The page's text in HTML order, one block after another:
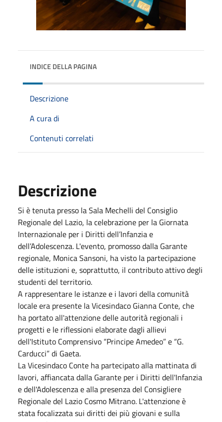
INDICE DELLA PAGINA
Descrizione
A cura di
Contenuti correlati
Descrizione
Si è tenuta presso la Sala Mechelli del Consiglio
Regionale del Lazio, la celebrazione per la Giornata
Internazionale per i Diritti dell’Infanzia e
dell’Adolescenza. L'evento, promosso dalla Garante
regionale, Monica Sansoni, ha visto la partecipazione
delle istituzioni e, soprattutto, il contributo attivo degli
studenti del territorio.
A rappresentare le istanze e i lavori della comunità
locale era presente la Vicesindaco Gianna Conte, che
ha portato all'attenzione delle autorità regionali i
progetti e le riflessioni elaborate dagli allievi
dell'Istituto Comprensivo “Principe Amedeo” e “G.
Carducci” di Gaeta.
La Vicesindaco Conte ha partecipato alla mattinata di
lavori, affiancata dalla Garante per i Diritti dell'Infanzia
e dell'Adolescenza e alla presenza del Consigliere
Regionale del Lazio Cosmo Mitrano. L'attenzione è
stata focalizzata sui diritti dei più giovani e sulla